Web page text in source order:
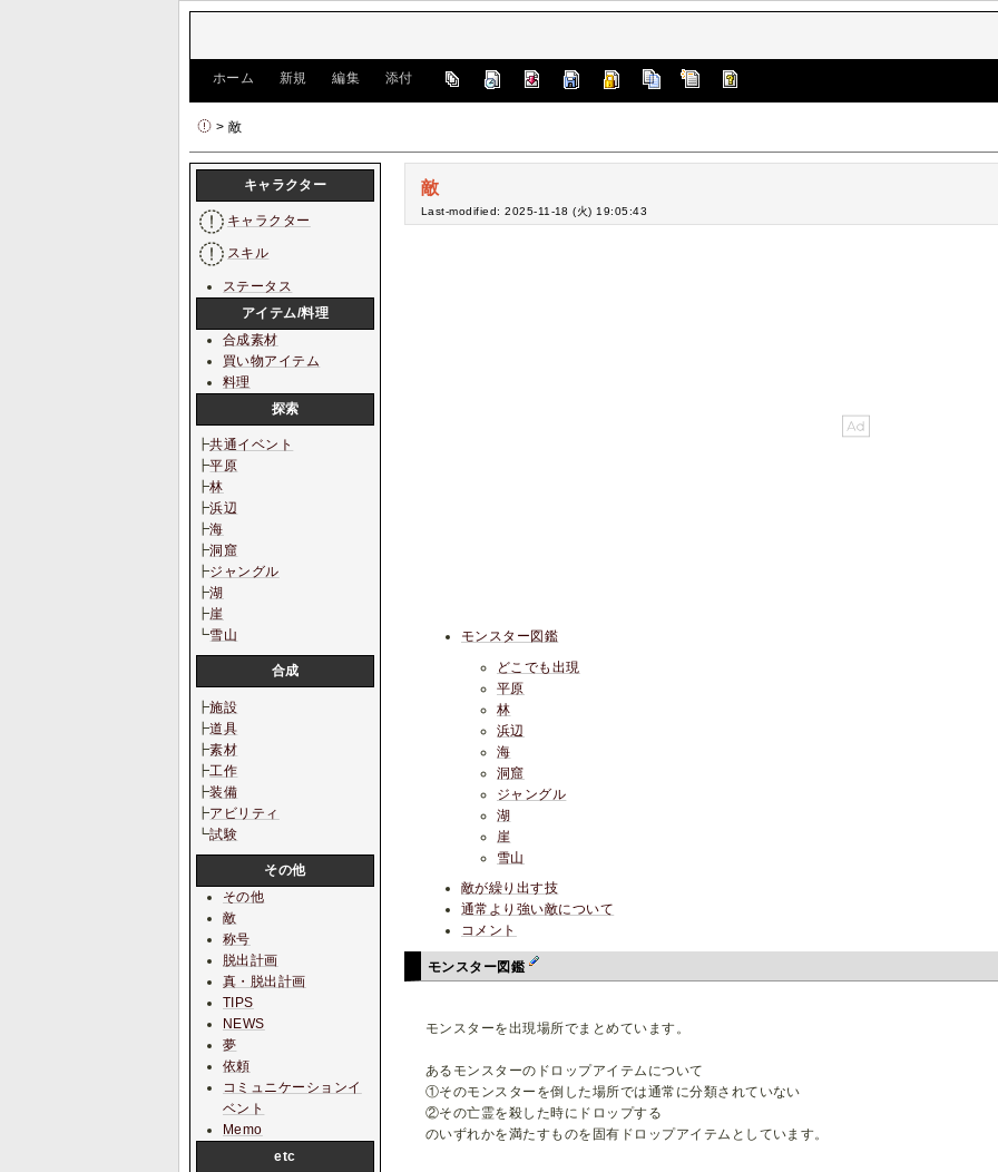
ホーム 新規 編集 添付
> 敵
敵
Last-modified: 2025-11-18 (火) 19:05:43
モンスター図鑑
どこでも出現
平原
林
浜辺
海
洞窟
ジャングル
湖
崖
雪山
敵が繰り出す技
通常より強い敵について
コメント
モンスター図鑑
モンスターを出現場所でまとめています。
あるモンスターのドロップアイテムについて
①そのモンスターを倒した場所では通常に分類されていない
②その亡霊を殺した時にドロップする
のいずれかを満たすものを固有ドロップアイテムとしています。
キャラクター
キャラクター
スキル
ステータス
アイテム/料理
合成素材
買い物アイテム
料理
探索
┣共通イベント
┣平原
┣林
┣浜辺
┣海
┣洞窟
┣ジャングル
┣湖
┣崖
┗雪山
合成
┣施設
┣道具
┣素材
┣工作
┣装備
┣アビリティ
┗試験
その他
その他
敵
称号
脱出計画
真・脱出計画
TIPS
NEWS
夢
依頼
コミュニケーションイ
ベント
Memo
etc